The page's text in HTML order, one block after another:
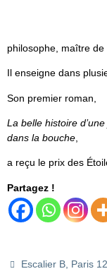
philosophe, maître de
Il enseigne dans
Son premier roman,
La belle histoire
dans la bouche
a reçu le prix des
Partagez !
Escalier B, Paris 12